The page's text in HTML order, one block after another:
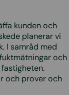
kunden och
planerar vi
I samråd med
och
och prover och